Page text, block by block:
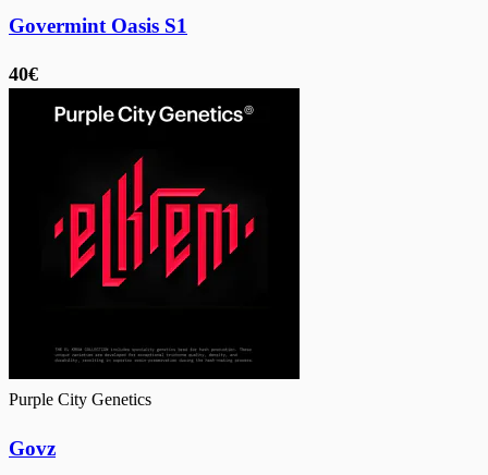
Govermint Oasis S1
40€
Purple City Genetics
Govz